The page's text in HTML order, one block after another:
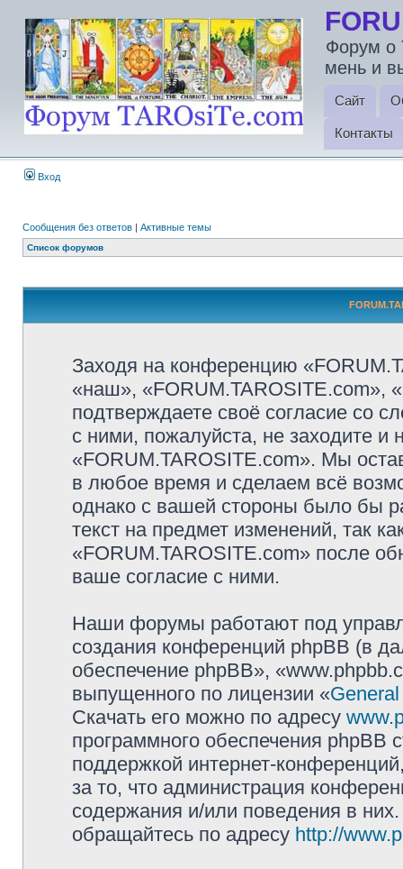
Форум о
мень и
Сайт
Контакты
Вход
Сообщения без ответов | Активные темы
Список форумов
Заходя на конференцию
«наш», «FORUM.TAROSITE.com»,
подтверждаете своё согласие со
с ними, пожалуйста, не заходите и
«FORUM.TAROSITE.com». Мы
в любое время и сделаем всё
однако с вашей стороны было бы
текст на предмет изменений, так
«FORUM.TAROSITE.com» после
ваше согласие с ними.
Наши форумы работают под
создания конференций phpBB (в
обеспечение phpBB»,
выпущенного по лицензии «
Скачать его можно по адресу
программного обеспечения phpBB
поддержкой интернет-
за то, что администрация
содержания и/или поведения в
обращайтесь по адресу http://